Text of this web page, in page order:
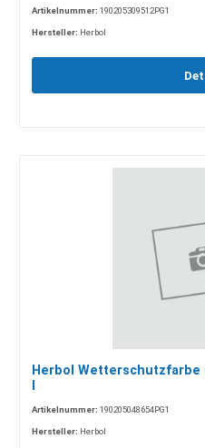
Artikelnummer: 190205309512PG1
Hersteller: Herbol
Herbol Wetterschutzfarbe
Artikelnummer: 190205048654PG1
Hersteller: Herbol